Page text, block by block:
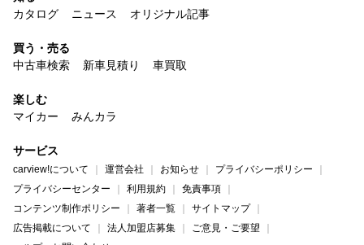
カタログ
ニュース オリジナル記事
買う・売る
中古車検索
新車見積り 車買取
楽しむ
マイカー
みんカラ
サービス
carview!について 運営会社 お知らせ
プライバシーポリシー
プライバシーセンター
利用規約
免責事項
コンテンツ制作ポリシー
著者一覧
サイトマップ
広告掲載について
法人加盟店募集
ご意見・ご要望